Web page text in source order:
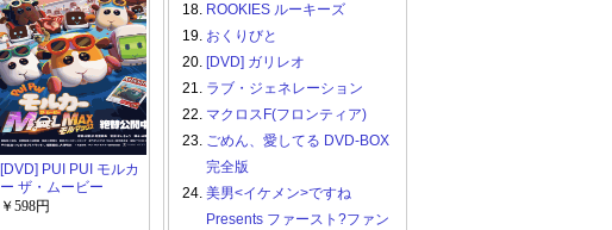
[DVD] PUI PUI モルカ
ー ザ・ムービー
MOLMAX
￥598円
18. ROOKIES ルーキーズ
19. おくりびと
20. [DVD] ガリレオ
21. ラブ・ジェネレーション
22. マクロスF(フロンティア)
23. ごめん、愛してる DVD-BOX
完全版
24. 美男<イケメン>ですね
Presents ファースト?ファン